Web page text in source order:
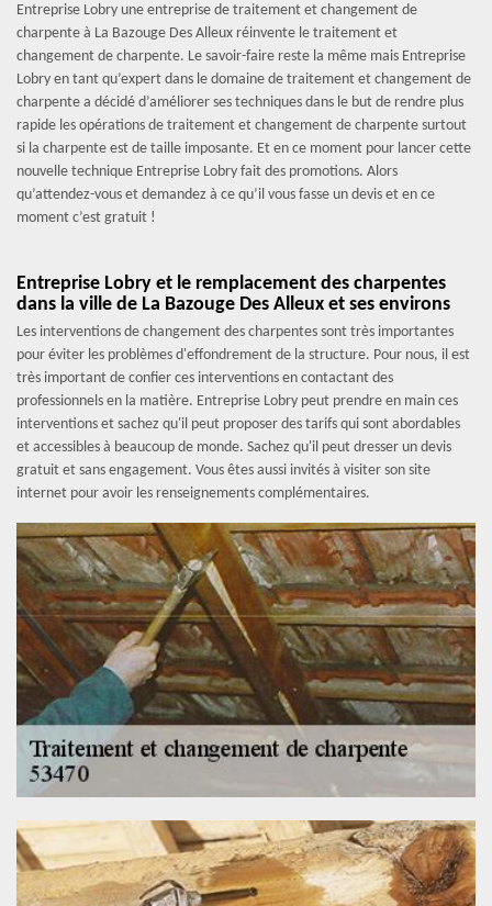
Entreprise Lobry une entreprise de traitement et changement de
charpente à La Bazouge Des Alleux réinvente le traitement et
changement de charpente. Le savoir-faire reste la même mais Entreprise
Lobry en tant qu’expert dans le domaine de traitement et changement de
charpente a décidé d’améliorer ses techniques dans le but de rendre plus
rapide les opérations de traitement et changement de charpente surtout
si la charpente est de taille imposante. Et en ce moment pour lancer cette
nouvelle technique Entreprise Lobry fait des promotions. Alors
qu’attendez-vous et demandez à ce qu’il vous fasse un devis et en ce
moment c’est gratuit !
Entreprise Lobry et le remplacement des charpentes
dans la ville de La Bazouge Des Alleux et ses environs
Les interventions de changement des charpentes sont très importantes
pour éviter les problèmes d'effondrement de la structure. Pour nous, il est
très important de confier ces interventions en contactant des
professionnels en la matière. Entreprise Lobry peut prendre en main ces
interventions et sachez qu'il peut proposer des tarifs qui sont abordables
et accessibles à beaucoup de monde. Sachez qu'il peut dresser un devis
gratuit et sans engagement. Vous êtes aussi invités à visiter son site
internet pour avoir les renseignements complémentaires.